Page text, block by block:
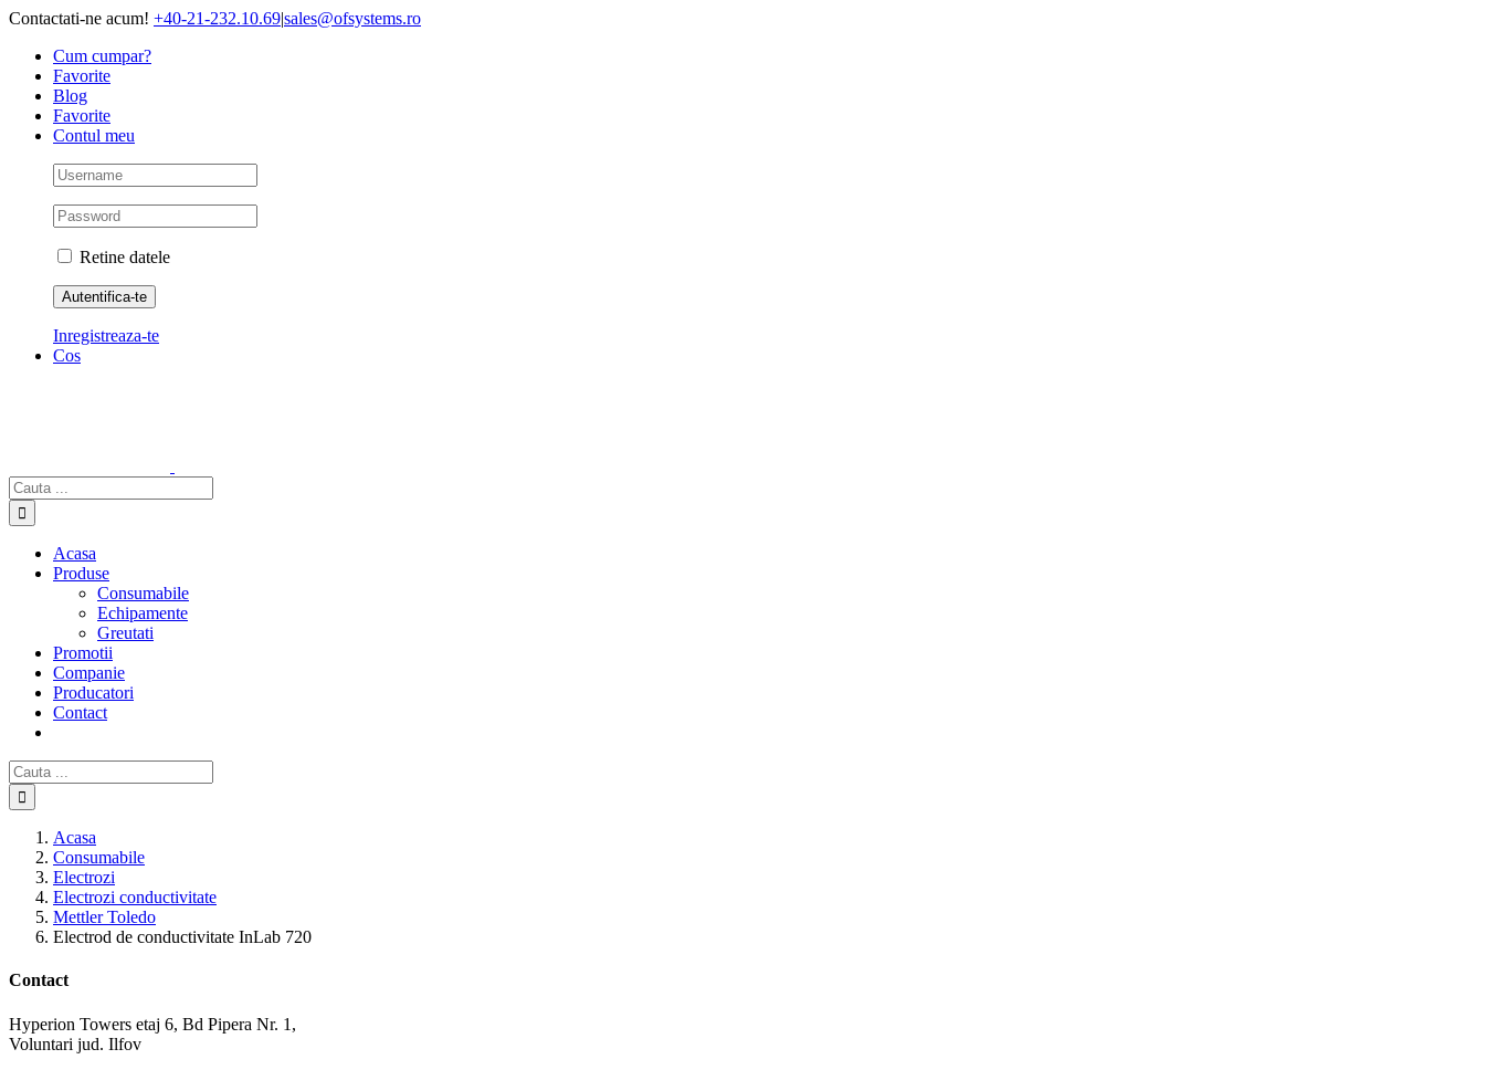
Skip
content
Contactati-ne acum! +40-21-232.10.69|sales@ofsystems.ro
Cum cumpar?
Favorite
Blog
Favorite
Contul meu
Retine datele
Inregistreaza-te
Cos
Cautare...
Acasa
Produse
Consumabile
Echipamente
Greutati
Promotii
Companie
Producatori
Contact
Cautare...
Acasa
Consumabile
Electrozi
Electrozi conductivitate
Mettler Toledo
Electrod de conductivitate InLab 720
Contact
Hyperion Towers etaj 6, Bd Pipera Nr. 1,
Voluntari jud. Ilfov